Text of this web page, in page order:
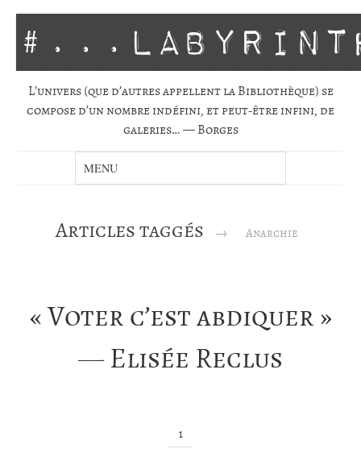
L’univers (que d’autres appellent la Biblio­thèque) se
com­pose d’un nombre indé­fini, et peut-être infini, de
gale­ries… — Borges
Articles taggés → Anarchie
« Voter c’est abdiquer »
— Elisée Reclus
1